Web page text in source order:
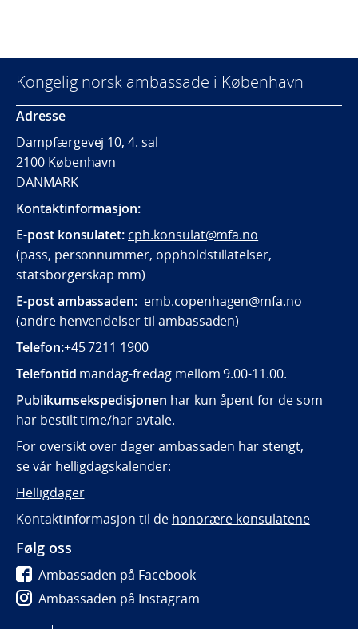
Kongelig norsk ambassade i København
Adresse
Dampfærgevej 10, 4. sal
2100 København
DANMARK
Kontaktinformasjon:
E-post konsulatet: cph.konsulat@mfa.no
(pass, personnummer, oppholdstillatelser,
statsborgerskap mm)
E-post ambassaden: emb.copenhagen@mfa.no
(andre henvendelser til ambassaden)
Telefon:+45 7211 1900
Telefontid mandag-fredag mellom 9.00-11.00.
Publikumsekspedisjonen har kun åpent for de som
har bestilt time/har avtale.
For oversikt over dager ambassaden har stengt,
se vår helligdagskalender:
Helligdager
Kontaktinformasjon til de honorære konsulatene
Følg oss
Ambassaden på Facebook
Ambassaden på Instagram
Ambassaden på LinkedIn